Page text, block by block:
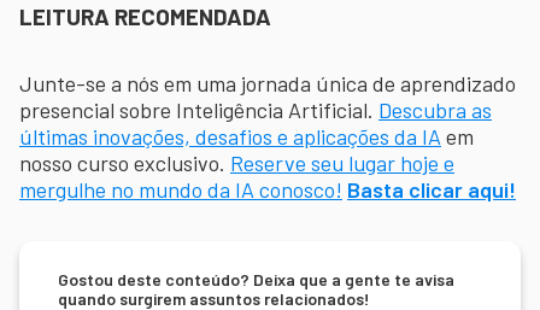
LEITURA RECOMENDADA
Junte-se a nós em uma jornada única de aprendizado
presencial sobre Inteligência Artificial. Descubra as
últimas inovações, desafios e aplicações da IA em
nosso curso exclusivo. Reserve seu lugar hoje e
mergulhe no mundo da IA conosco! Basta clicar aqui!
Gostou deste conteúdo? Deixa que a gente te avisa
quando surgirem assuntos relacionados!